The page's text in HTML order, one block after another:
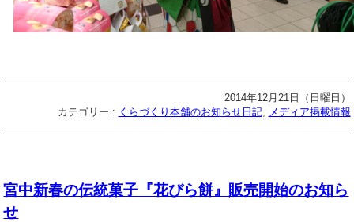
2014年12月21日（日曜日）
カテゴリー : くらづくり本舗のお知らせ日記, メディア掲載情報
宮中新春の伝統菓子『花びら餅』販売開始のお知ら
せ